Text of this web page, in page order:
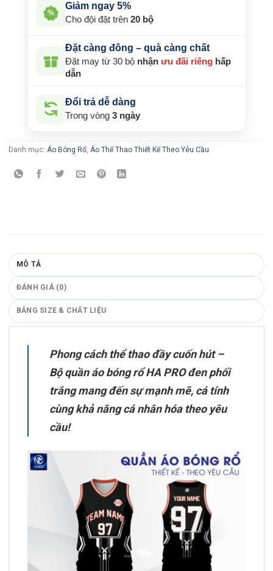
%
Giảm ngay 5%
Cho đội đặt trên 20 bộ
Đặt càng đông – quà càng chất
Đặt may từ 30 bộ nhận ưu đãi riêng hấp
dẫn
Đổi trả dễ dàng
Trong vòng 3 ngày
Danh mục: Áo Bóng Rổ Áo Thể Thao Thiết Kế Theo Yêu Cầu
MÔ TẢ
ĐÁNH GIÁ (0)
BẢNG SIZE & CHẤT LIỆU
Phong cách thể thao đầy cuốn hút –
Bộ quần áo bóng rổ HA PRO đen phối
trắng mang đến sự mạnh mẽ, cá tính
cùng khả năng cá nhân hóa theo yêu
cầu!